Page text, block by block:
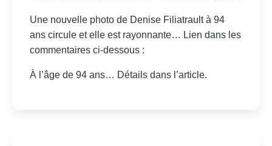
Une nouvelle photo de Denise Filiatrault à 94
ans circule et elle est rayonnante… Lien dans les
commentaires ci-dessous :
À l’âge de 94 ans… Détails dans l’article.